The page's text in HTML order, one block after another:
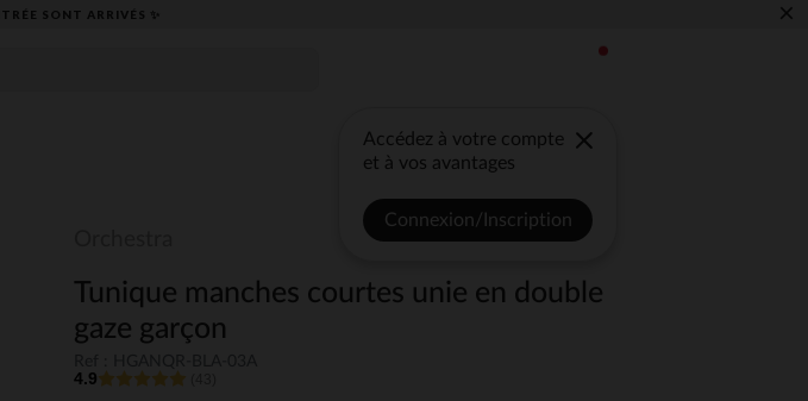
SONT ARRIVÉS ✨ ×
Accédez à votre compte
et à vos avantages
Connexion/Inscription
Tunique manches courtes unie en double
gaze garçon
4.9